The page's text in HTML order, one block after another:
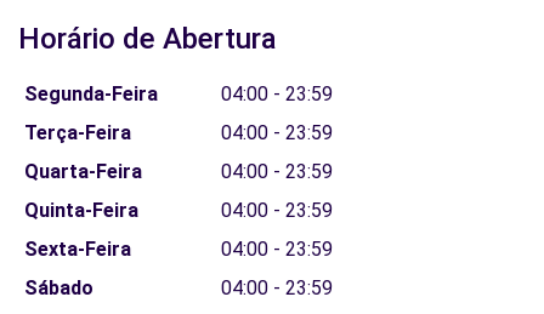
Horário de Abertura
Segunda-Feira
04:00 - 23:59
Terça-Feira
04:00 - 23:59
Quarta-Feira
04:00 - 23:59
Quinta-Feira
04:00 - 23:59
Sexta-Feira
04:00 - 23:59
Sábado
04:00 - 23:59